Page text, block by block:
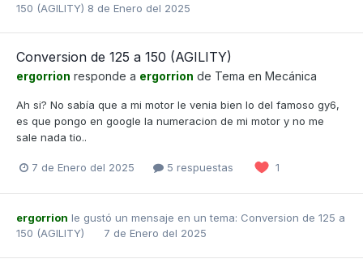
150 (AGILITY) 8 de Enero del 2025
Conversion de 125 a 150 (AGILITY)
ergorrion responde a ergorrion de Tema en Mecánica
Ah si? No sabía que a mi motor le venia bien lo del famoso gy6,
es que pongo en google la numeracion de mi motor y no me
sale nada tio..
7 de Enero del 2025 5 respuestas 1
ergorrion le gustó un mensaje en un tema: Conversion de 125 a
150 (AGILITY)
7 de Enero del 2025